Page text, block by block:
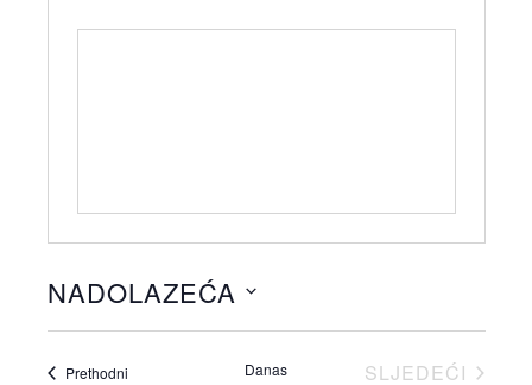
NADOLAZEĆA
PrethodniDogađaji Danas
SLJEDEĆI